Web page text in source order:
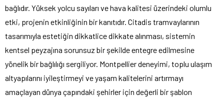
bağlıdır. Yüksek yolcu sayıları ve hava kalitesi üzerindeki olumlu
etki, projenin etkinliğinin bir kanıtıdır. Citadis tramvaylarının
tasarımıyla estetiğin dikkatlice dikkate alınması, sistemin
kentsel peyzajına sorunsuz bir şekilde entegre edilmesine
yönelik bir bağlılığı sergiliyor. Montpellier deneyimi, toplu ulaşım
altyapılarını iyileştirmeyi ve yaşam kalitelerini artırmayı
amaçlayan dünya çapındaki şehirler için değerli bir şablon